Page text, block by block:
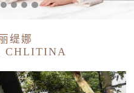
缇娜
CHLITINA